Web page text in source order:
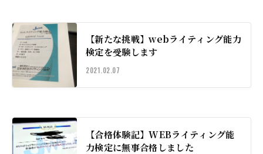
【新たな挑戦】webライティング能力
検定を受験します
2021.02.07
【合格体験記】WEBライティング能
力検定に無事合格しました